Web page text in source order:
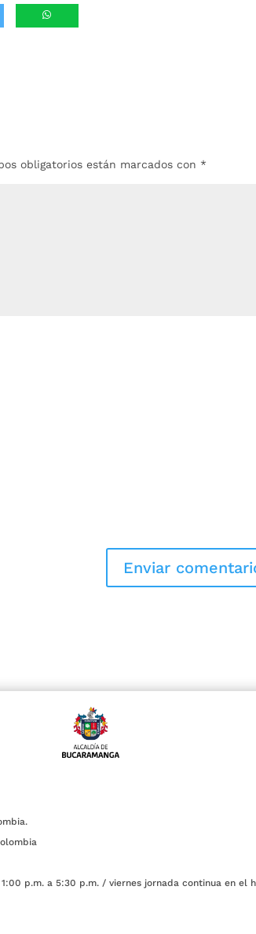
obligatorios están marcados con *
p.m. a 5:30 p.m. / viernes jornada continua en el